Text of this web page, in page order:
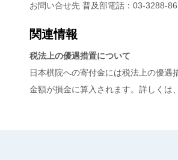
お問い合せ先 普及部電話：03-3288-
関連情報
税法上の優遇措置について
日本棋院への寄付金には税法上の優
金額が損金に算入されます。詳しくは、